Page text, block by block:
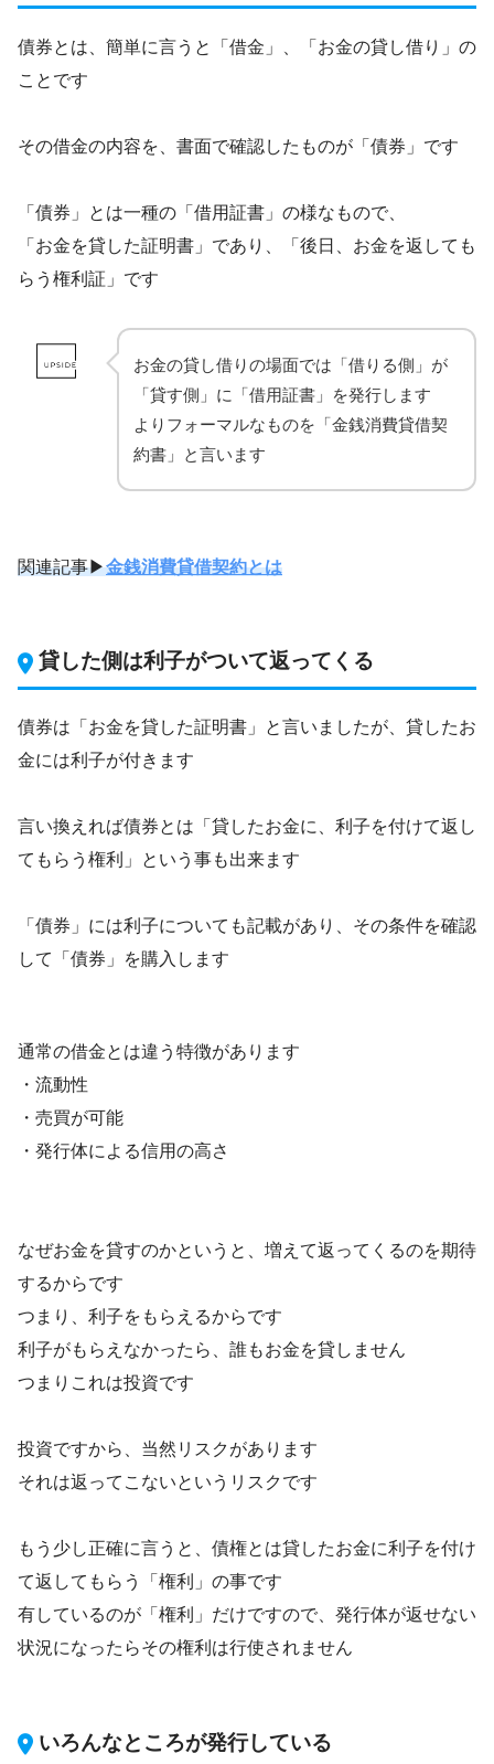
債券とは、簡単に言うと「借金」、「お金の貸し借り」の
ことです
その借金の内容を、書面で確認したものが「債券」です
「債券」とは一種の「借用証書」の様なもので、
「お金を貸した証明書」であり、「後日、お金を返しても
らう権利証」です
お金の貸し借りの場面では「借りる側」が
「貸す側」に「借用証書」を発行します
よりフォーマルなものを「金銭消費貸借契
約書」と言います
関連記事▶金銭消費貸借契約とは
貸した側は利子がついて返ってくる
債券は「お金を貸した証明書」と言いましたが、貸したお
金には利子が付きます
言い換えれば債券とは「貸したお金に、利子を付けて返し
てもらう権利」という事も出来ます
「債券」には利子についても記載があり、その条件を確認
して「債券」を購入します
通常の借金とは違う特徴があります
・流動性
・売買が可能
・発行体による信用の高さ
なぜお金を貸すのかというと、増えて返ってくるのを期待
するからです
つまり、利子をもらえるからです
利子がもらえなかったら、誰もお金を貸しません
つまりこれは投資です
投資ですから、当然リスクがあります
それは返ってこないというリスクです
もう少し正確に言うと、債権とは貸したお金に利子を付け
て返してもらう「権利」の事です
有しているのが「権利」だけですので、発行体が返せない
状況になったらその権利は行使されません
いろんなところが発行している